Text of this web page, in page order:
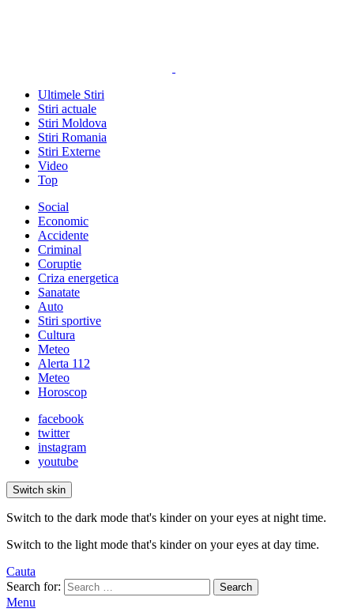
Ultimele Stiri
Stiri actuale
Stiri Moldova
Stiri Romania
Stiri Externe
Video
Top
Social
Economic
Accidente
Criminal
Coruptie
Criza energetica
Sanatate
Auto
Stiri sportive
Cultura
Meteo
Alerta 112
Meteo
Horoscop
facebook
twitter
instagram
youtube
Switch skin
Switch to the dark mode that's kinder on your eyes at night time.
Switch to the light mode that's kinder on your eyes at day time.
Cauta
Search for:
Search
Menu